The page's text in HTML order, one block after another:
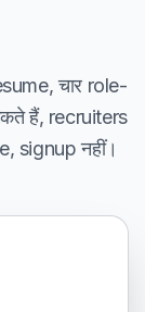
चार role-
हैं, recruiters
signup नहीं।